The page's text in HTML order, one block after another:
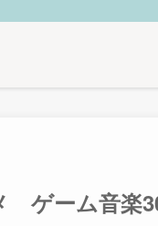
ゲーム音楽